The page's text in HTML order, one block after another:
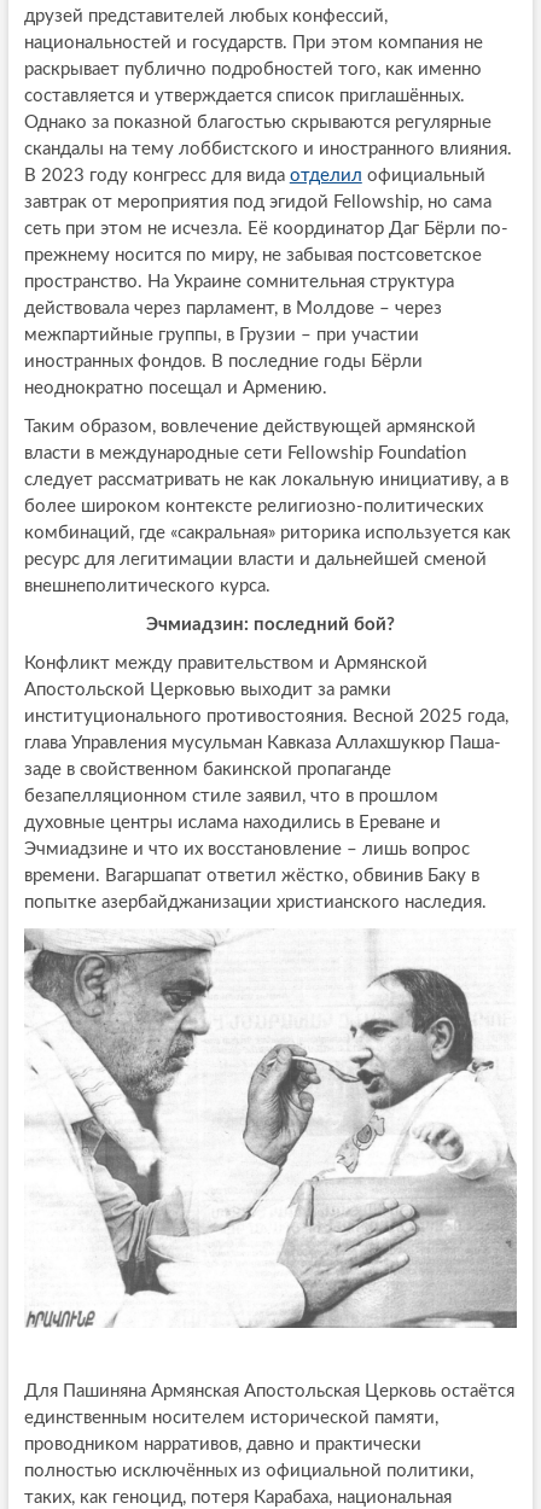
друзей представителей любых конфессий,
национальностей и государств. При этом компания не
раскрывает публично подробностей того, как именно
составляется и утверждается список приглашённых.
Однако за показной благостью скрываются регулярные
скандалы на тему лоббистского и иностранного влияния.
В 2023 году конгресс для вида отделил официальный
завтрак от мероприятия под эгидой Fellowship, но сама
сеть при этом не исчезла. Её координатор Даг Бёрли по-
прежнему носится по миру, не забывая постсоветское
пространство. На Украине сомнительная структура
действовала через парламент, в Молдове – через
межпартийные группы, в Грузии – при участии
иностранных фондов. В последние годы Бёрли
неоднократно посещал и Армению.
Таким образом, вовлечение действующей армянской
власти в международные сети Fellowship Foundation
следует рассматривать не как локальную инициативу, а в
более широком контексте религиозно-политических
комбинаций, где «сакральная» риторика используется как
ресурс для легитимации власти и дальнейшей сменой
внешнеполитического курса.
Эчмиадзин: последний бой?
Конфликт между правительством и Армянской
Апостольской Церковью выходит за рамки
институционального противостояния. Весной 2025 года,
глава Управления мусульман Кавказа Аллахшукюр Паша-
заде в свойственном бакинской пропаганде
безапелляционном стиле заявил, что в прошлом
духовные центры ислама находились в Ереване и
Эчмиадзине и что их восстановление – лишь вопрос
времени. Вагаршапат ответил жёстко, обвинив Баку в
попытке азербайджанизации христианского наследия.
Для Пашиняна Армянская Апостольская Церковь остаётся
единственным носителем исторической памяти,
проводником нарративов, давно и практически
полностью исключённых из официальной политики,
таких, как геноцид, потеря Карабаха, национальная